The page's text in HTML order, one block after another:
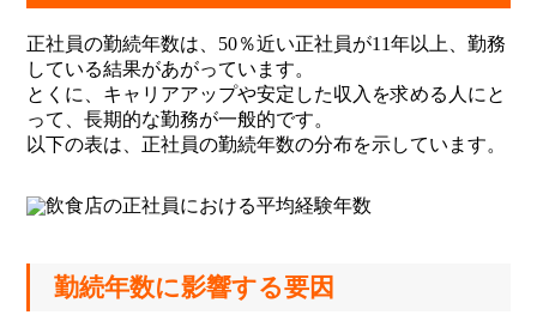
正社員の勤続年数は、50％近い正社員が11年以上、勤務
している結果があがっています。
とくに、キャリアアップや安定した収入を求める人にと
って、長期的な勤務が一般的です。
以下の表は、正社員の勤続年数の分布を示しています。
勤続年数に影響する要因